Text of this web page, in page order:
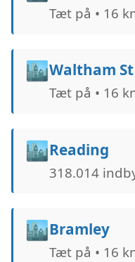
Tæt på • 16
🏙️Waltham
Tæt på • 16
🏙️Reading
318.014
🏙️Bramley
Tæt på • 16